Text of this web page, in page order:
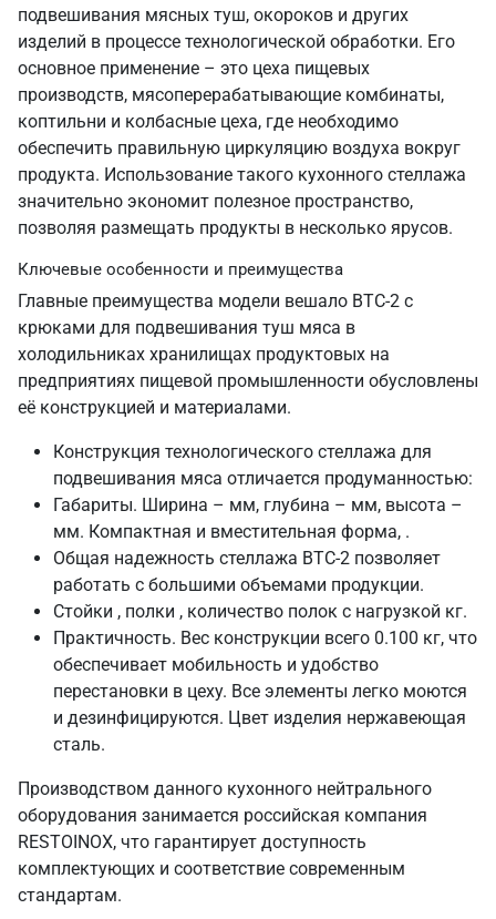
подвешивания мясных туш, окороков и других
изделий в процессе технологической обработки. Его
основное применение – это цеха пищевых
производств, мясоперерабатывающие комбинаты,
коптильни и колбасные цеха, где необходимо
обеспечить правильную циркуляцию воздуха вокруг
продукта. Использование такого кухонного стеллажа
значительно экономит полезное пространство,
позволяя размещать продукты в несколько ярусов.
Ключевые особенности и преимущества
Главные преимущества модели вешало ВТС-2 с
крюками для подвешивания туш мяса в
холодильниках хранилищах продуктовых на
предприятиях пищевой промышленности обусловлены
её конструкцией и материалами.
Конструкция технологического стеллажа для
подвешивания мяса отличается продуманностью:
Габариты. Ширина – мм, глубина – мм, высота –
мм. Компактная и вместительная форма, .
Общая надежность стеллажа ВТС-2 позволяет
работать с большими объемами продукции.
Стойки , полки , количество полок с нагрузкой кг.
Практичность. Вес конструкции всего 0.100 кг, что
обеспечивает мобильность и удобство
перестановки в цеху. Все элементы легко моются
и дезинфицируются. Цвет изделия нержавеющая
сталь.
Производством данного кухонного нейтрального
оборудования занимается российская компания
RESTOINOX, что гарантирует доступность
комплектующих и соответствие современным
стандартам.